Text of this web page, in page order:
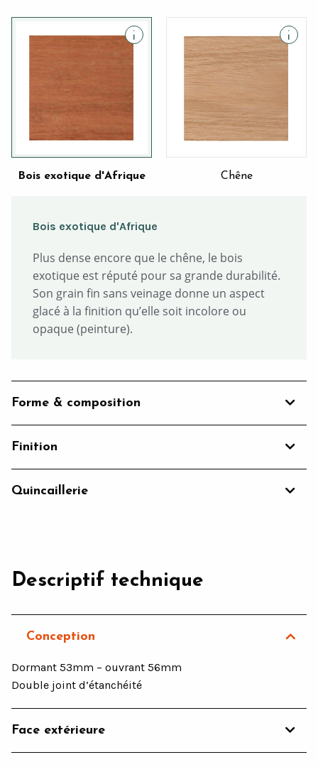
Bois exotique d'Afrique
Bois exotique d'Afrique
Plus dense encore que le chêne, le bois
exotique est réputé pour sa grande durabilité.
Son grain fin sans veinage donne un aspect
glacé à la finition qu’elle soit incolore ou
opaque (peinture).
Chêne
Forme & composition
Finition
Quincaillerie
Descriptif technique
Conception
Dormant 53mm – ouvrant 56mm
Double joint d’étanchéité
Face extérieure